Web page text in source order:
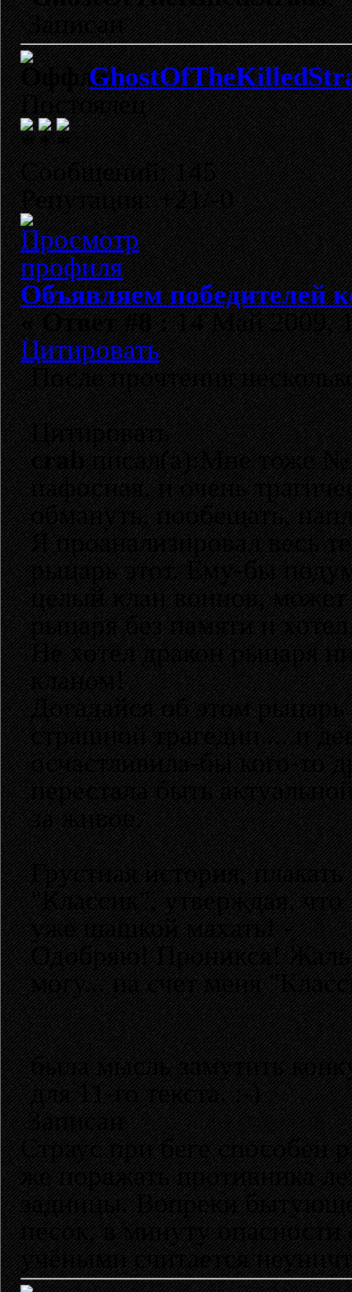
Записан
Постоялец
Сообщений: 145
Репутация: +21/-0
Объявляем победителей
«Ответ #8 :14 Май 2009,
Цитировать
После прочтения
Цитировать
crabписал(а):Мне тоже
пафосная, и очень
обмануть, пообещать,
Я проанализировал весь
рыцарь этот. Ему-бы
целый клан воинов,
рыцаря без памяти и
Не хотел дракон рыцаря
кланом!
Догадайся об этом
страшной трагедии.... и
осчастливила-бы кого-то
перестала быть
за живое.
Грустная история,
"Классик", утверждая,
уже шашкой махать! -
Одобряю! Проникся! Жаль
могу... на счет меня
была мысль замутить
для 11-го текста. :-)
Записан
Страус при беге способен
же поражать противника
задницы. Вопреки
песок, в минуту опасности
учёными считается